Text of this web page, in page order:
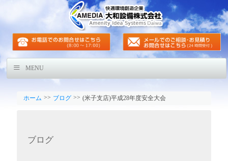
MENU
ホーム >> ブログ >> (米子支店)平成28年度安全大会
ブログ